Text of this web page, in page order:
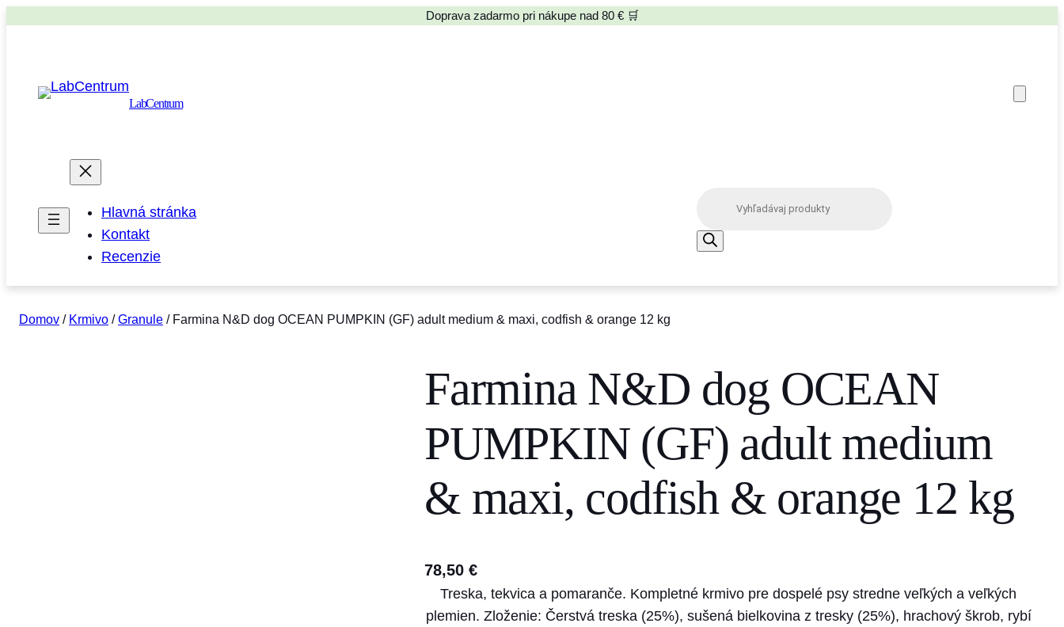
Doprava zadarmo pri nákupe nad 80 € 🛒
LabCentrum
Hlavná stránka
Kontakt
Recenzie
o
u
e
r
h
Domov / Krmivo /Granule / Farmina N&D dog OCEAN PUMPKIN (GF) adult medium & maxi, codfish & orange 12 kg
Farmina N&D dog OCEAN
PUMPKIN (GF) adult medium
& maxi, codfish & orange 12 kg
78,50 €
Treska, tekvica a pomaranče. Kompletné krmivo pre dospelé psy stredne veľkých a veľkých
plemien. Zloženie: Čerstvá treska (25%), sušená bielkovina z tresky (25%), hrachový škrob, rybí